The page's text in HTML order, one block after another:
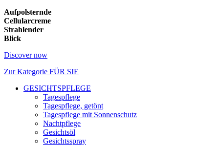
Aufpolsternde
Cellularcreme
Strahlender
Blick
Discover now
Zur Kategorie FÜR SIE
GESICHTSPFLEGE
Tagespflege
Tagespflege, getönt
Tagespflege mit Sonnenschutz
Nachtpflege
Gesichtsöl
Gesichtsspray